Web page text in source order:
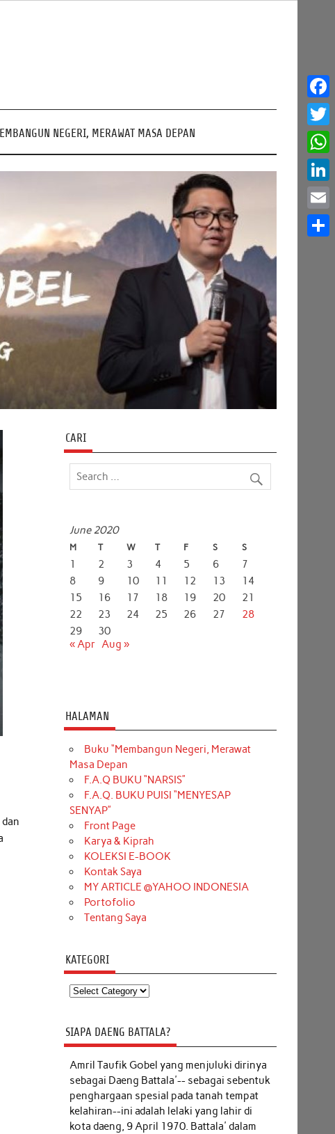
NEGERI, MERAWAT MASA DEPAN
CARI
June 2020
M T W T F S S
1 2 3 4 5 6
7
8
9 10 11 12 13
14
15
16 17 18 19 20
21
22
23 24 25 26 27
28
29
30
« Apr Aug »
HALAMAN
Buku “Membangun Negeri, Merawat
Masa Depan
F.A.Q BUKU “NARSIS”
F.A.Q. BUKU PUISI “MENYESAP
SENYAP”
Front Page
Karya & Kiprah
KOLEKSI E-BOOK
Kontak Saya
MY ARTICLE @YAHOO INDONESIA
Portofolio
Tentang Saya
KATEGORI
Kategori
SIAPA DAENG BATTALA?
Amril Taufik Gobel yang menjuluki dirinya
sebagai Daeng Battala'-- sebagai sebentuk
penghargaan spesial pada tanah tempat
kelahiran--ini adalah lelaki yang lahir di
kota daeng, 9 April 1970. Battala' dalam
Email